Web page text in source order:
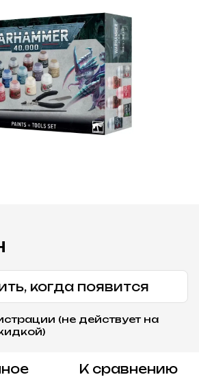
когда появится
(не действует на
К сравнению